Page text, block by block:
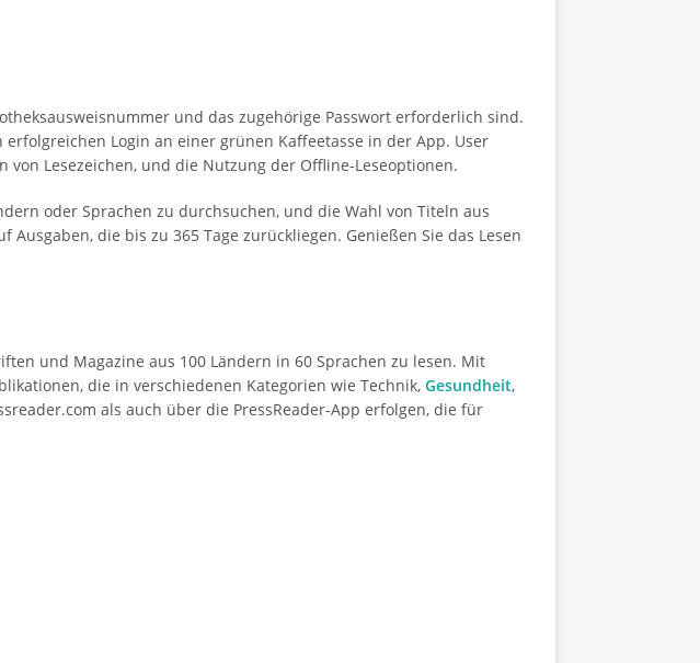
und das zugehörige Passwort erforderlich sind.
Login an einer grünen Kaffeetasse in der App. User
Lesezeichen, und die Nutzung der Offline-Leseoptionen.
oder Sprachen zu durchsuchen, und die Wahl von Titeln aus
die bis zu 365 Tage zurückliegen. Genießen Sie das Lesen
und Magazine aus 100 Ländern in 60 Sprachen zu lesen. Mit
die in verschiedenen Kategorien wie Technik, Gesundheit,
als auch über die PressReader-App erfolgen, die für